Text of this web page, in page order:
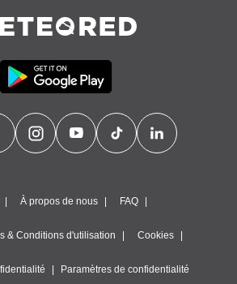
À propos de nous FAQ
& Conditions d'utilisation Cookies
Paramètres de confidentialité